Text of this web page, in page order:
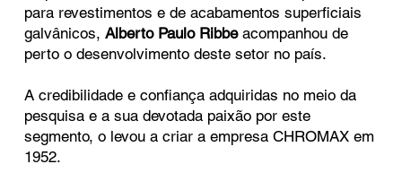
para revestimentos e de acabamentos superficiais
galvânicos,Alberto Paulo Ribbeacompanhou de
perto o desenvolvimento deste setor no país.
A credibilidade e confiança adquiridas no meio da
pesquisa e a sua devotada paixão por este
segmento, o levou a criar a empresa CHROMAX em
1952.